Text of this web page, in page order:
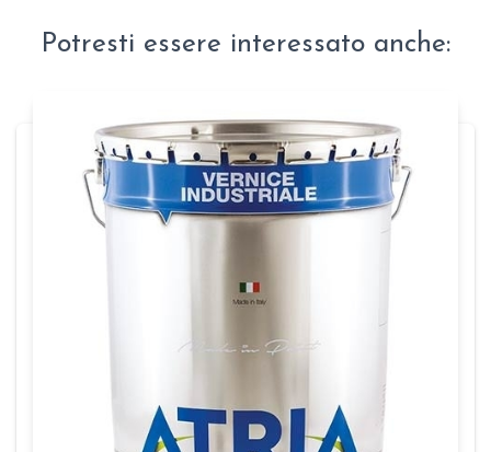
Potresti essere interessato anche: